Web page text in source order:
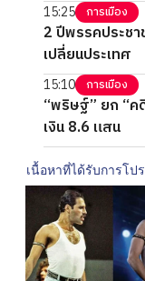
15:25 การเมือง
2 ปีพรรคประชา
เปลี่ยนประเทศ
15:10 การเมือง
“พริษฐ์” ยก “ค
เงิน 8.6 แสน